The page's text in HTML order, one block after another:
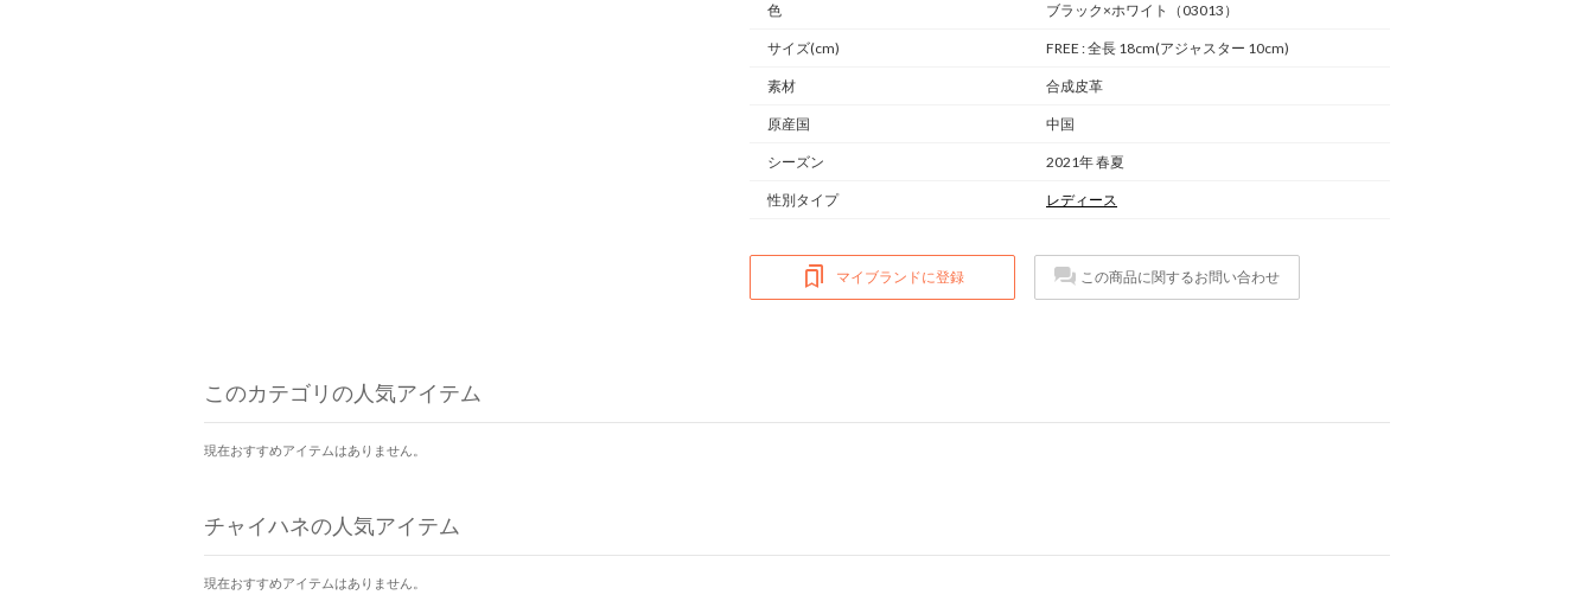
色 ブラック×ホワイト（03013）
サイズ(cm) FREE : 全長 18cm(アジャスター 10cm)
素材 合成皮革
原産国 中国
シーズン 2021年 春夏
性別タイプ レディース
マイブランドに登録 この商品に関するお問い合わせ
このカテゴリの人気アイテム
現在おすすめアイテムはありません。
チャイハネの人気アイテム
現在おすすめアイテムはありません。